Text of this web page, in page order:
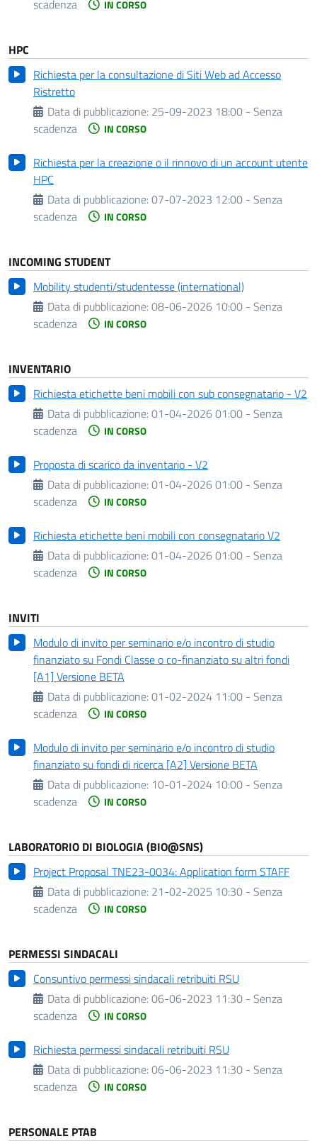
scadenza IN CORSO
HPC
Richiesta per la consultazione di Siti Web ad Accesso
Ristretto
Data di pubblicazione: 25-09-2023 18:00 - Senza
scadenza
IN CORSO
Richiesta per la creazione o il rinnovo di un account utente
HPC
Data di pubblicazione:07-07-2023 12:00 - Senza
scadenza
IN CORSO
INCOMING STUDENT
Mobility studenti/studentesse (international)
Data di pubblicazione:08-06-2026 10:00 - Senza
scadenza
IN CORSO
INVENTARIO
Richiesta etichette beni mobili con sub consegnatario - V2
Data di pubblicazione:01-04-2026 01:00 - Senza
scadenza
IN CORSO
Proposta di scarico da inventario - V2
Data di pubblicazione:01-04-2026 01:00 - Senza
scadenza
IN CORSO
Richiesta etichette beni mobili con consegnatario V2
Data di pubblicazione:01-04-2026 01:00 - Senza
scadenza
IN CORSO
INVITI
Modulo di invito per seminario e/o incontro di studio
finanziato su Fondi Classe o co-finanziato su altri fondi
[A1] Versione BETA
Data di pubblicazione:01-02-2024 11:00 - Senza
scadenza
IN CORSO
Modulo di invito per seminario e/o incontro di studio
finanziato su fondi di ricerca [A2] Versione BETA
Data di pubblicazione: 10-01-2024 10:00 - Senza
scadenza
IN CORSO
LABORATORIO DI BIOLOGIA (BIO@SNS)
Project Proposal TNE23-0034: Application form STAFF
Data di pubblicazione: 21-02-2025 10:30 - Senza
scadenza
IN CORSO
PERMESSI SINDACALI
Consuntivo permessi sindacali retribuiti RSU
Data di pubblicazione:06-06-2023 11:30 - Senza
scadenza
IN CORSO
Richiesta permessi sindacali retribuiti RSU
Data di pubblicazione:06-06-2023 11:30 - Senza
scadenza
IN CORSO
PERSONALE PTAB